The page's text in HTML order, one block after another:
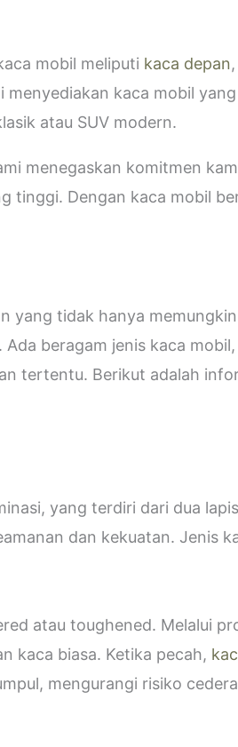
mobil meliputi kaca depan
menyediakan kaca mobil
atau SUV modern.
menegaskan komitmen
tinggi. Dengan kaca mobil
yang tidak hanya
beragam jenis kaca
tertentu. Berikut adalah
yang terdiri dari dua
dan kekuatan. Jenis
atau toughened. Melalui
kaca biasa. Ketika pecah,
mengurangi risiko